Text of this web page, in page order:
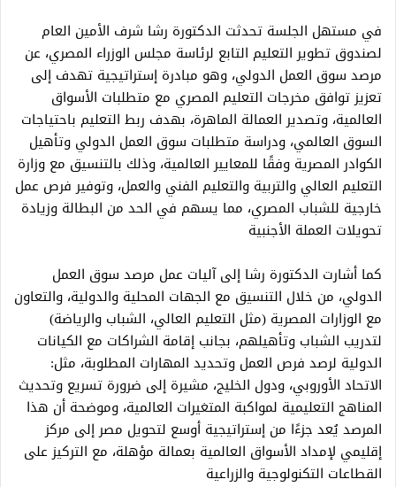
في مستهل الجلسة تحدثت الدكتورة رشا شرف الأمين العام
لصندوق تطوير التعليم التابع لرئاسة مجلس الوزراء المصري، عن
مرصد سوق العمل الدولي، وهو مبادرة إستراتيجية تهدف إلى
تعزيز توافق مخرجات التعليم المصري مع متطلبات الأسواق
العالمية، وتصدير العمالة الماهرة، بهدف ربط التعليم باحتياجات
السوق العالمي، ودراسة متطلبات سوق العمل الدولي وتأهيل
الكوادر المصرية وفقًا للمعايير العالمية، وذلك بالتنسيق مع وزارة
التعليم العالي والتربية والتعليم الفني والعمل، وتوفير فرص عمل
خارجية للشباب المصري، مما يسهم في الحد من البطالة وزيادة
تحويلات العملة الأجنبية
كما أشارت الدكتورة رشا إلى آليات عمل مرصد سوق العمل
الدولي، من خلال التنسيق مع الجهات المحلية والدولية، والتعاون
مع الوزارات المصرية (مثل التعليم العالي، الشباب والرياضة)
لتدريب الشباب وتأهيلهم، بجانب إقامة الشراكات مع الكيانات
الدولية لرصد فرص العمل وتحديد المهارات المطلوبة، مثل:
الاتحاد الأوروبي، ودول الخليج، مشيرة إلى ضرورة تسريع وتحديث
المناهج التعليمية لمواكبة المتغيرات العالمية، وموضحة أن هذا
المرصد يُعد جزءًا من إستراتيجية أوسع لتحويل مصر إلى مركز
إقليمي لإمداد الأسواق العالمية بعمالة مؤهلة، مع التركيز على
القطاعات التكنولوجية والزراعية